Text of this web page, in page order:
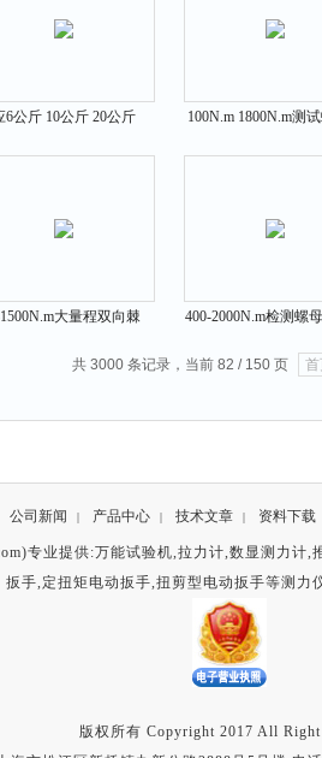
6公斤 10公斤 20公斤
100N.m 1800N.m测
大量程双向棘
400-2000N.m检测螺
共 3000 条记录，当前 82 / 150 页
首
公司新闻 | 产品中心 | 技术文章 | 资料下载
专业提供:万能试验机,拉力计,数显测力计,
扳手, 定扭矩电动扳手,扭剪型电动扳手等测力
版权所有 Copyright 2017 All Right